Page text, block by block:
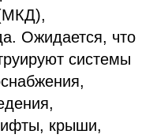
Ожидается, что
системы
крыши,